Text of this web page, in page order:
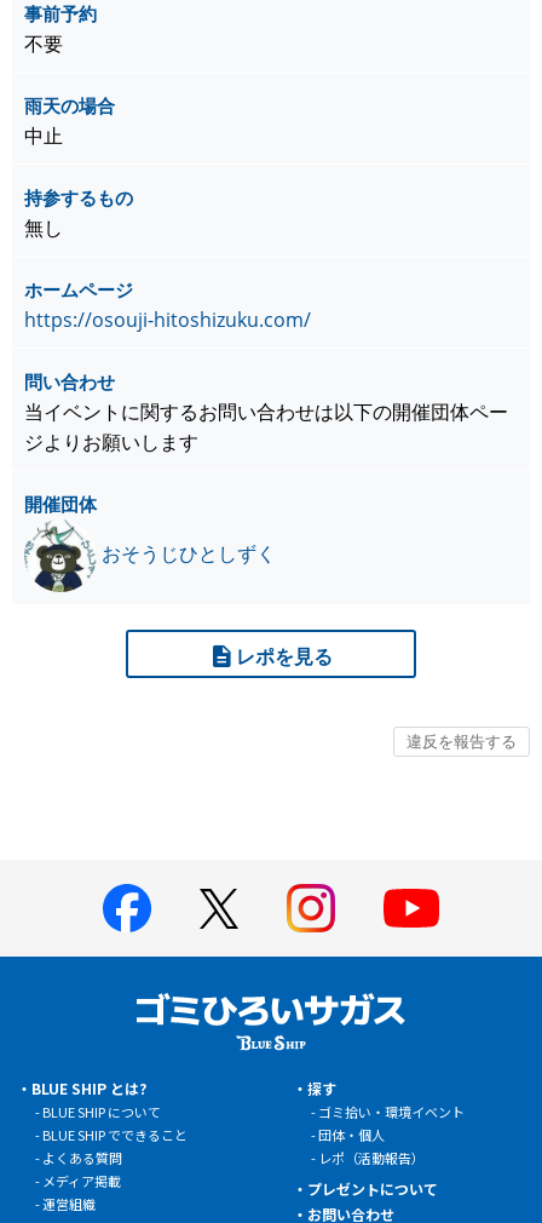
事前予約
不要
雨天の場合
中止
持参するもの
無し
ホームページ
https://osouji-hitoshizuku.com/
問い合わせ
当イベントに関するお問い合わせは以下の開催団体ペー
ジよりお願いします
開催団体
おそうじひとしずく
レポを見る
BLUE SHIP とは?
BLUE SHIP について
BLUE SHIP でできること
よくある質問
メディア掲載
運営組織
探す
ゴミ拾い・環境イベント
団体・個人
レポ（活動報告）
プレゼントについて
お問い合わせ